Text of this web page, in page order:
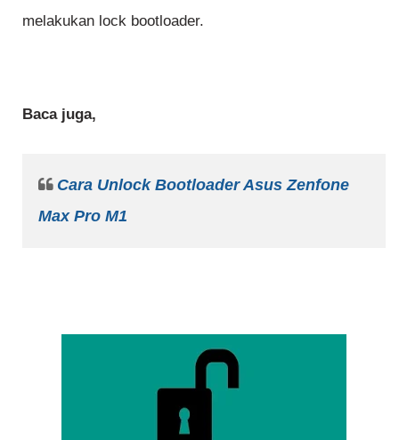
melakukan lock bootloader.
Baca juga,
Cara Unlock Bootloader Asus Zenfone
Max Pro M1